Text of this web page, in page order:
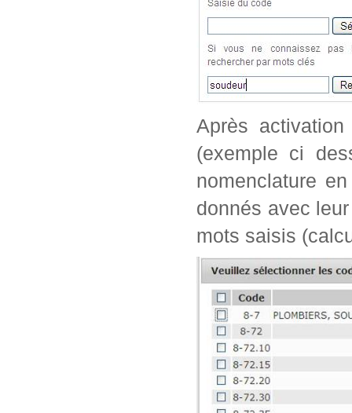
Après
(exemple ci
nomenclature
donnés avec
mots saisis